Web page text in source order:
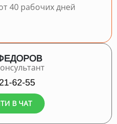
40 рабочих дней
62-55
В ЧАТ